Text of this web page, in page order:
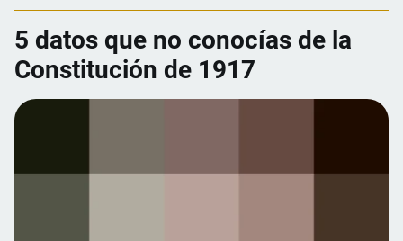
5 datos que no conocías de la
Constitución de 1917